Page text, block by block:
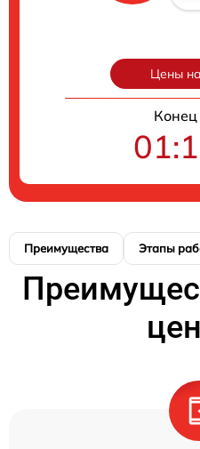
Цены
Преимущества Этапы